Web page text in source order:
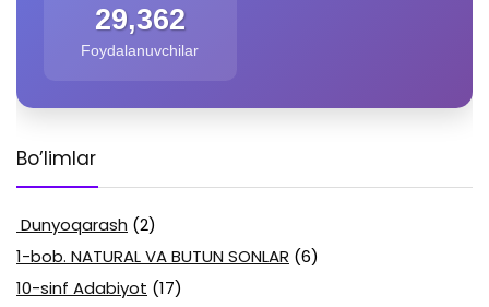
29,362
Foydalanuvchilar
Bo’limlar
Dunyoqarash (2)
1-bob. NATURAL VA BUTUN SONLAR (6)
10-sinf Adabiyot (17)